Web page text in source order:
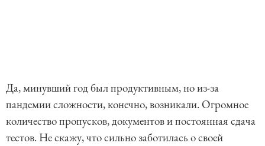
Да, минувший год был продуктивным, но из-за
пандемии сложности, конечно, возникали. Огромное
количество пропусков, документов и постоянная сдача
тестов. Не скажу, что сильно заботилась о своей